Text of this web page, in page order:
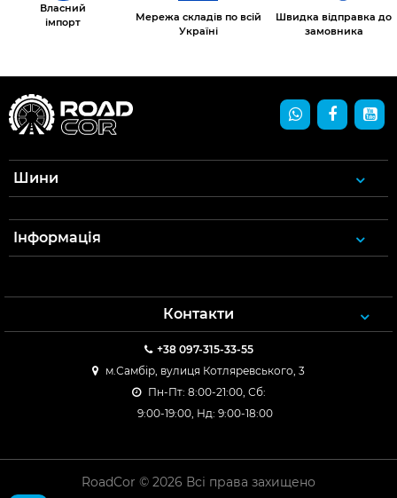
Власний
імпорт
Мережа складів по всій
Україні
Швидка відправка до
замовника
Шини
Інформація
Контакти
+38 097-315-33-55
м.Самбір, вулиця Котляревського, 3
Пн-Пт: 8:00-21:00, Сб:
9:00-19:00, Нд: 9:00-18:00
RoadCor © 2026 Всі права захищено